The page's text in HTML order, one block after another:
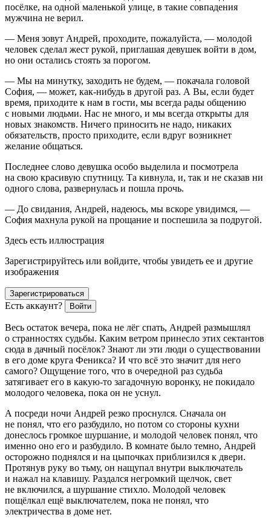
посёлке, на одной маленькой улице, в такие совпадения
мужчина не верил.
— Меня зовут Андрей, проходите, пожалуйста, — молодой
человек сделал жест рукой, приглашая девушек войти в дом,
но они остались стоять за порогом.
— Мы на минутку, заходить не будем, — покачала головой
София, — может, как-нибудь в другой раз. А Вы, если будет
время, приходите к нам в гости, мы всегда рады общению
с новыми людьми. Нас не много, и мы всегда открыты для
новых знакомств. Ничего приносить не надо, никаких
обязательств, просто приходите, если вдруг возникнет
желание общаться.
Последнее слово девушка особо выделила и посмотрела
на свою красивую спутницу. Та кивнула, и, так и не сказав ни
одного слова, развернулась и пошла прочь.
— До свидания, Андрей, надеюсь, мы вскоре увидимся, —
София махнула рукой на прощание и поспешила за подругой.
Здесь есть иллюстрация
Зарегистрируйтесь или войдите, чтобы увидеть ее и другие
изображения
Зарегистрироваться
Есть аккаунт? Войти
Весь остаток вечера, пока не лёг спать, Андрей размышлял
о странностях судьбы. Каким ветром принесло этих сектантов
сюда в дачный посёлок? Знают ли эти люди о существовании
в его доме круга Феникса? И что всё это значит для него
самого? Ощущение того, что в очередной раз судьба
затягивает его в какую-то загадочную воронку, не покидало
молодого человека, пока он не уснул.
А посреди ночи Андрей резко проснулся. Сначала он
не понял, что его разбудило, но потом со стороны кухни
донеслось громкое шуршание, и молодой человек понял, что
именно оно его и разбудило. В комнате было темно, Андрей
осторожно поднялся и на цыпочках приблизился к двери.
Протянув руку во тьму, он нащупал внутри выключатель
и нажал на клавишу. Раздался негромкий щелчок, свет
не включился, а шуршание стихло. Молодой человек
пощёлкал ещё выключателем, пока не понял, что
электричества в доме нет.